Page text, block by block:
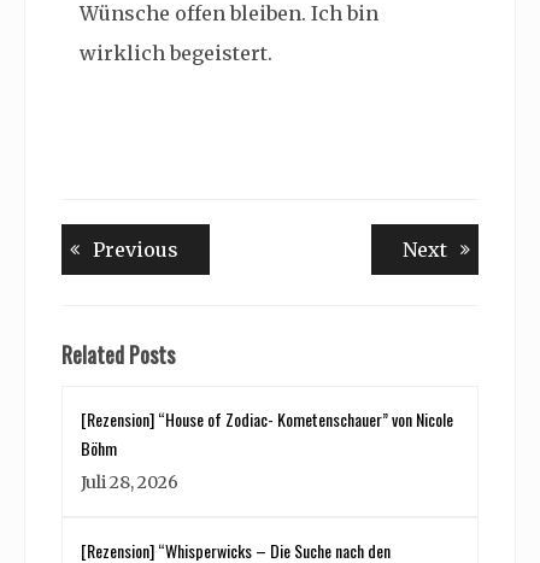
Wünsche offen bleiben. Ich bin
wirklich begeistert.
Beitragsnavigation
Previous NextNext
Related Posts
[Rezension] “House of Zodiac- Kometenschauer” von Nicole
Böhm
Juli 28, 2026
[Rezension] “Whisperwicks – Die Suche nach den